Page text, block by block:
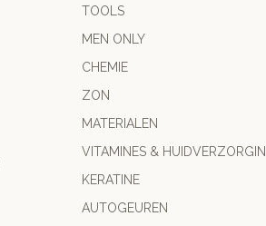
TOOLS
MEN ONLY
CHEMIE
ZON
MATERIALEN
VITAMINES &
KERATINE
AUTOGEUREN